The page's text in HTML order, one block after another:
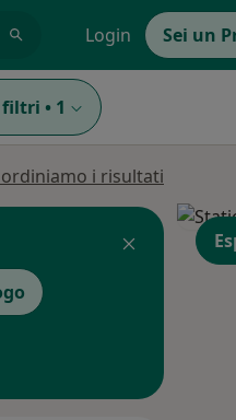
Login Sei un
filtri • 1
i risultati